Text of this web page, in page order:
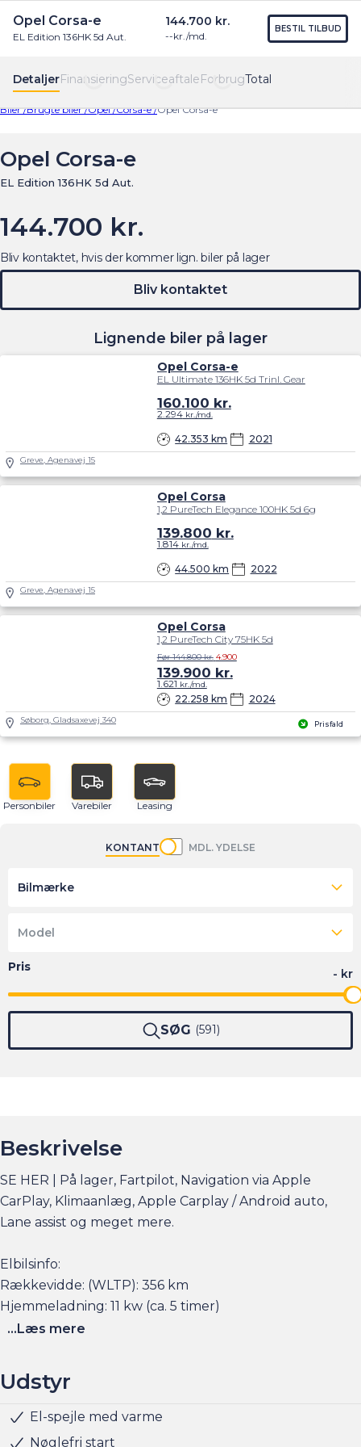
Find os Menu
DetaljerFinansieringServiceaftaleForbrugTotal
Opel Corsa-e
EL Edition 136HK 5d Aut.
144.700 kr.
--kr./md.
BESTIL TILBUD
Biler /Brugte biler /Opel /Corsa-e /Opel Corsa-e
Opel Corsa-e
EL Edition 136HK 5d Aut.
144.700 kr.
Lignende biler på lager
Opel Corsa-e
EL Ultimate 136HK 5d Trinl. Gear
42.353 km 2021
160.100 kr.
2.294kr./md.
Greve, Agenavej 15
Opel Corsa
1,2 PureTech Elegance 100HK 5d 6g
44.500 km 2022
139.800 kr.
1.814kr./md.
Greve, Agenavej 15
Prisfald
Opel Corsa
1,2 PureTech City 75HK 5d
22.258 km 2024
Før 144.800 kr. 4.900
139.900 kr.
1.621 kr./md.
Søborg, Gladsaxevej 340
Bliv kontaktet, hvis der kommer lign. biler på lager
Bliv kontaktet
Personbiler Varebiler Leasing
KONTANT MDL. YDELSE
Bilmærke
Model
SØG 591
Beskrivelse
SE HER | På lager, Fartpilot, Navigation via Apple
CarPlay, Klimaanlæg, Apple Carplay / Android auto,
Lane assist og meget mere.
Elbilsinfo:
Rækkevidde: (WLTP): 356 km
Hjemmeladning: 11 kw (ca. 5 timer)
Hurtigladning: 101 kw (10-80% = ca. 26 min)
og faktorers påvirkning på rækkevidden på am.dk
...Læs mere
Udstyr
El-spejle med varme
Nøglefri start
Musikstreaming via bluetooth
Kopholder
Splitbagsæde
Isofix
Selealarm
Startspærre
Klimaanlæg
Stofindtræk
Aircondition
Radio
Elruder for
Fartpilot
Bluetooth